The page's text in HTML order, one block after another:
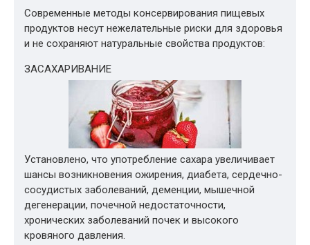
Современные методы консервирования пищевых
продуктов несут нежелательные риски для здоровья
и не сохраняют натуральные свойства продуктов:
ЗАСАХАРИВАНИЕ
Установлено, что употребление сахара увеличивает
шансы возникновения ожирения, диабета, сердечно-
сосудистых заболеваний, деменции, мышечной
дегенерации, почечной недостаточности,
хронических заболеваний почек и высокого
кровяного давления.